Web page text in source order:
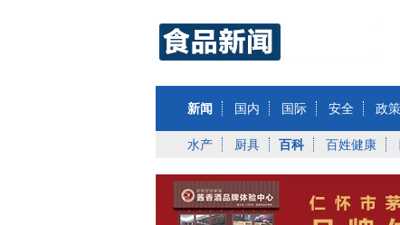
新闻 国内 国际 安全 政策
水产 厨具 百科 百姓健康